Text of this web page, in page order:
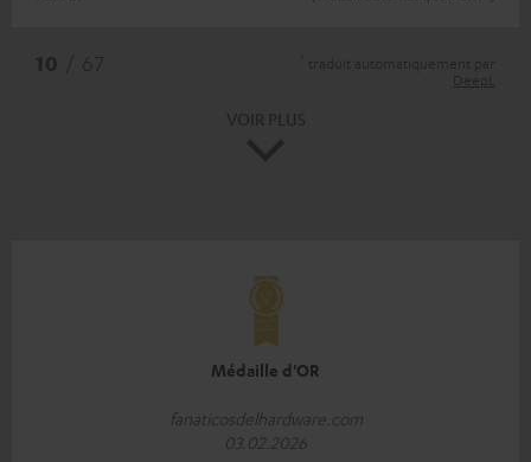
Médaille d'OR
fanaticosdelhardware.com
03.02.2026